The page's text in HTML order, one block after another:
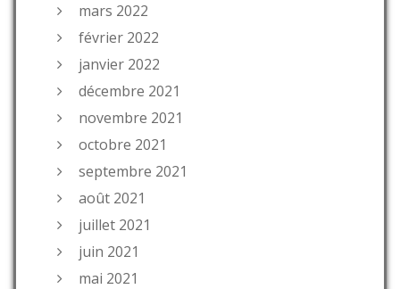
mars 2022
février 2022
janvier 2022
décembre 2021
novembre 2021
octobre 2021
septembre 2021
août 2021
juillet 2021
juin 2021
mai 2021